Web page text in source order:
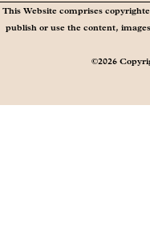
This Website comprises
publish or use the content,
©2026